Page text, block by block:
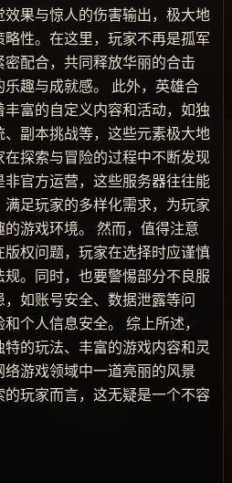
果与惊人的伤害输出，极大地
性。在这里，玩家不再是孤军
配合，共同释放华丽的合击
趣与成就感。 此外，英雄合
富的自定义内容和活动，如独
副本挑战等，这些元素极大地
探索与冒险的过程中不断发现
官方运营，这些服务器往往能
足玩家的多样化需求，为玩家
游戏环境。 然而，值得注意
权问题，玩家在选择时应谨慎
。同时，也要警惕部分不良服
如账号安全、数据泄露等问
个人信息安全。 综上所述，
的玩法、丰富的游戏内容和灵
游戏领域中一道亮丽的风景
玩家而言，这无疑是一个不容